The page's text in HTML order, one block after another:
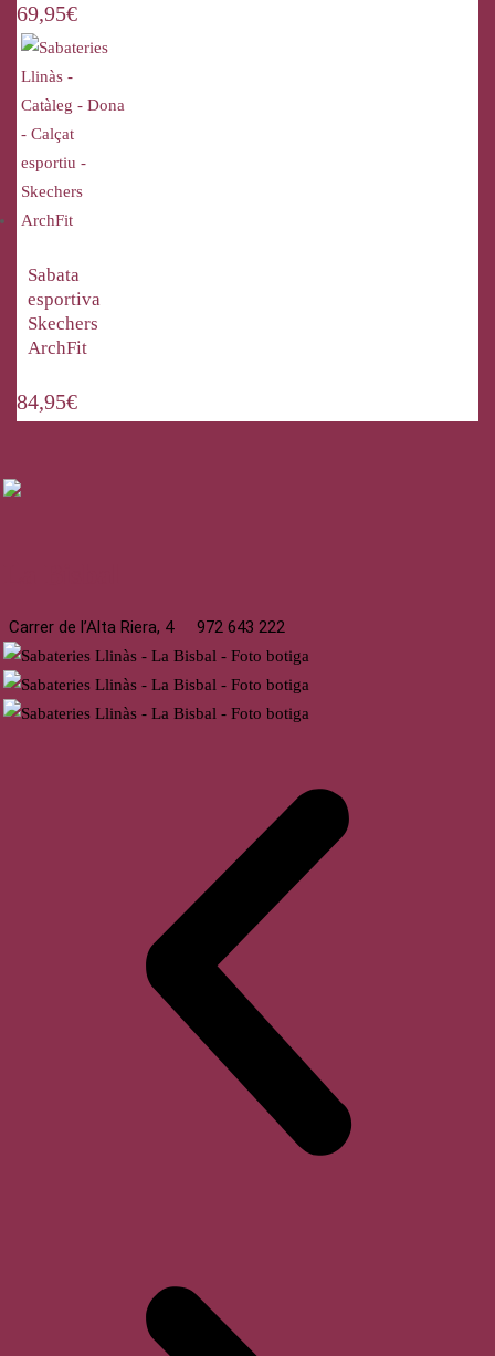
69,95€
Sabata
esportiva
Skechers
ArchFit
84,95€
Carrer de l’Alta Riera, 4 972 643 222